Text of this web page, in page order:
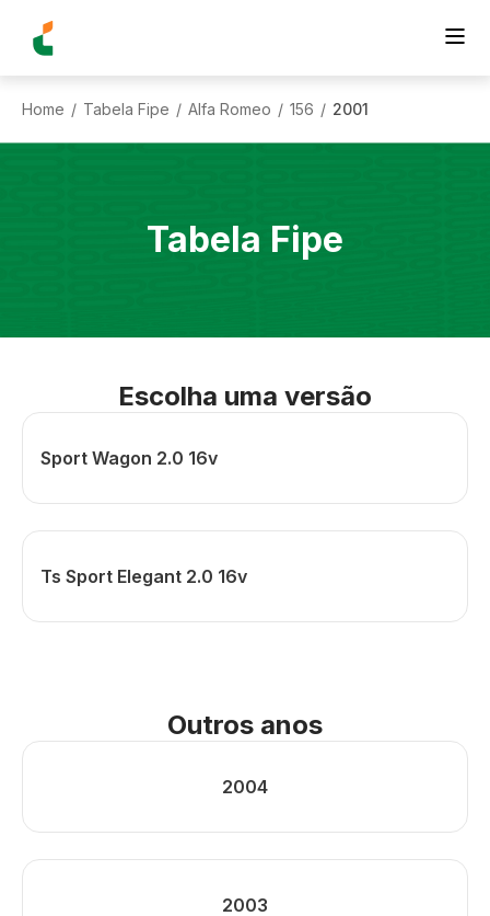
Home / Tabela Fipe / Alfa Romeo / 156 / 2001
Tabela Fipe
Escolha uma versão
Sport Wagon 2.0 16v
Ts Sport Elegant 2.0 16v
Outros anos
2004
2003